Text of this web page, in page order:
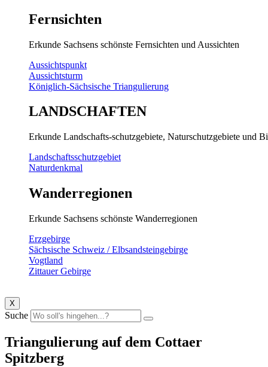
Fernsichten
Erkunde Sachsens schönste Fernsichten und Aussichten
Aussichtspunkt
Aussichtsturm
Königlich-Sächsische Triangulierung
LANDSCHAFTEN
Erkunde Landschafts-schutzgebiete, Naturschutzgebiete und
Landschaftsschutzgebiet
Naturdenkmal
Wanderregionen
Erkunde Sachsens schönste Wanderregionen
Erzgebirge
Sächsische Schweiz / Elbsandsteingebirge
Vogtland
Zittauer Gebirge
X
Suche
Triangulierung auf dem Cottaer
Spitzberg